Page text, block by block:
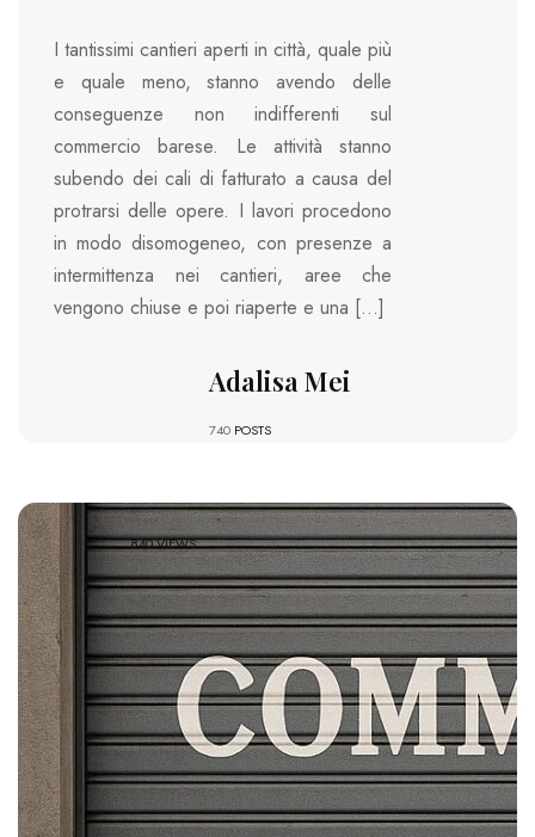
I tantissimi cantieri aperti in città, quale più
e quale meno, stanno avendo delle
conseguenze non indifferenti sul
commercio barese. Le attività stanno
subendo dei cali di fatturato a causa del
protrarsi delle opere. I lavori procedono
in modo disomogeneo, con presenze a
intermittenza nei cantieri, aree che
vengono chiuse e poi riaperte e una […]
Adalisa Mei
740 POSTS
840 VIEWS